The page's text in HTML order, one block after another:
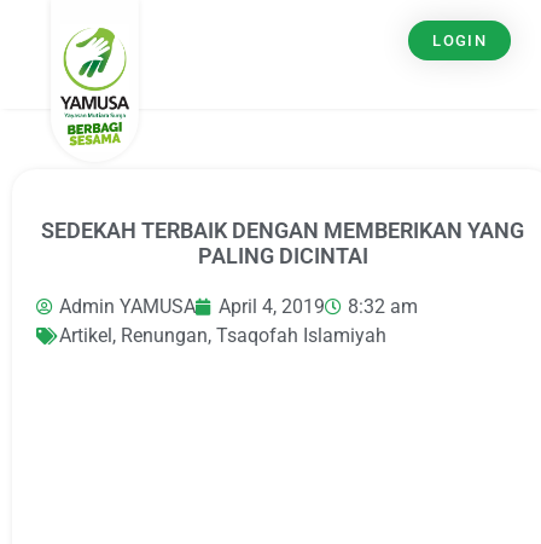
LOGIN
SEDEKAH TERBAIK DENGAN MEMBERIKAN YANG
PALING DICINTAI
Admin YAMUSA April 4, 2019
8:32 am
Artikel, Renungan, Tsaqofah Islamiyah